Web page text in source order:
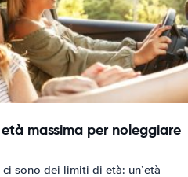
massima per noleggiare
sono dei limiti di età: un’età